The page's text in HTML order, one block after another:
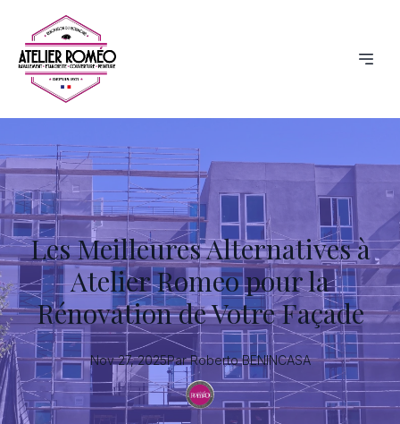
Les Meilleures Alternatives à
Atelier Romeo pour la
Rénovation de Votre Façade
Nov 27, 2025Par Roberto BENINCASA